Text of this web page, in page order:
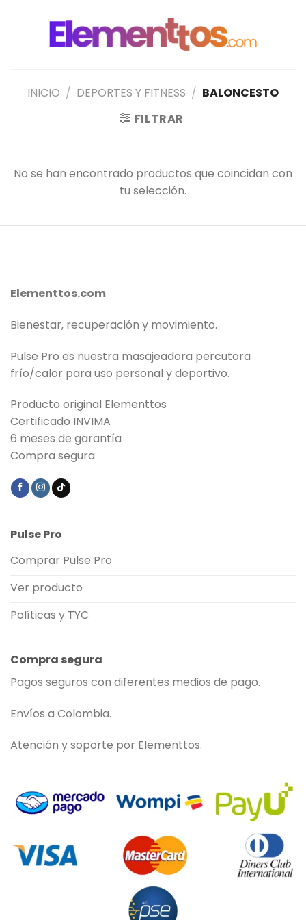
INICIO / DEPORTES Y FITNESS / BALONCESTO
FILTRAR
No se han encontrado productos que coincidan con
tu selección.
Elementtos.com
Bienestar, recuperación y movimiento.
Pulse Pro es nuestra masajeadora percutora
frío/calor para uso personal y deportivo.
Producto original Elementtos
Certificado INVIMA
6 meses de garantía
Compra segura
Pulse Pro
Comprar Pulse Pro
Ver producto
Políticas y TYC
Compra segura
Pagos seguros con diferentes medios de pago.
Envíos a Colombia.
Atención y soporte por Elementtos.